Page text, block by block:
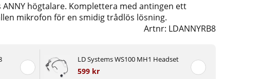
högtalare. Komplettera med antingen ett
mikrofon för en smidig trådlös lösning.
Artnr: LDANNYRB8
LD Systems WS100 MH1 Headset
599 kr